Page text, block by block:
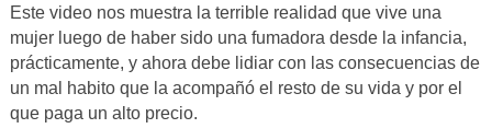
Este video nos muestra la terrible realidad que vive una
mujer luego de haber sido una fumadora desde la infancia,
prácticamente, y ahora debe lidiar con las consecuencias de
un mal habito que la acompañó el resto de su vida y por el
que paga un alto precio.